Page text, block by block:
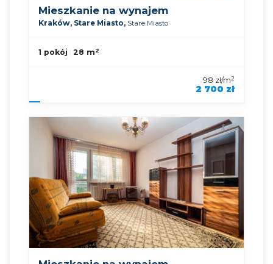
Mieszkanie na wynajem
Kraków, Stare Miasto, Stare Miasto
1 pokój 28 m2
98 zł/m2
2 700 zł